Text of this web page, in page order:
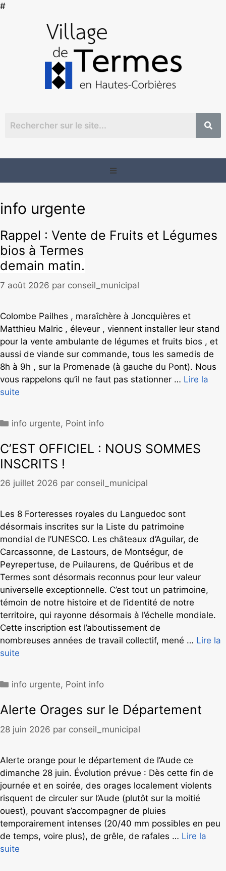
info urgente
Rappel : Vente de Fruits et Légumes
bios à Termes
demain matin.
7 août 2026 par conseil_municipal
Colombe Pailhes , maraîchère à Joncquières et
Matthieu Malric , éleveur , viennent installer leur stand
pour la vente ambulante de légumes et fruits bios , et
aussi de viande sur commande, tous les samedis de
8h à 9h , sur la Promenade (à gauche du Pont). Nous
vous rappelons qu’il ne faut pas stationner … Lire la
suite
info urgente, Point info
C’EST OFFICIEL : NOUS SOMMES
INSCRITS !
26 juillet 2026 par conseil_municipal
Les 8 Forteresses royales du Languedoc sont
désormais inscrites sur la Liste du patrimoine
mondial de l’UNESCO. Les châteaux d’Aguilar, de
Carcassonne, de Lastours, de Montségur, de
Peyrepertuse, de Puilaurens, de Quéribus et de
Termes sont désormais reconnus pour leur valeur
universelle exceptionnelle. C’est tout un patrimoine,
témoin de notre histoire et de l’identité de notre
territoire, qui rayonne désormais à l’échelle mondiale.
Cette inscription est l’aboutissement de
nombreuses années de travail collectif, mené … Lire la
suite
info urgente, Point info
Alerte Orages sur le Département
28 juin 2026 par conseil_municipal
Alerte orange pour le département de l’Aude ce
dimanche 28 juin. Évolution prévue : Dès cette fin de
journée et en soirée, des orages localement violents
risquent de circuler sur l’Aude (plutôt sur la moitié
ouest), pouvant s’accompagner de pluies
temporairement intenses (20/40 mm possibles en peu
de temps, voire plus), de grêle, de rafales … Lire la
suite